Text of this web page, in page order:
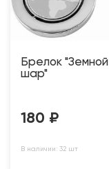
Брелок "Земной
шар"
180 ₽
В наличии: 32 шт